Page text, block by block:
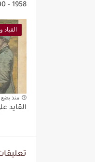
1958 - 5000 فرنك
القياد
منذ
القايد